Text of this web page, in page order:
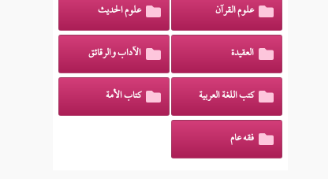
علوم القرآن علوم الحديث
العقيدة الآداب والرقائق
كتب اللغة العربية كتاب الأمة
فقه عام